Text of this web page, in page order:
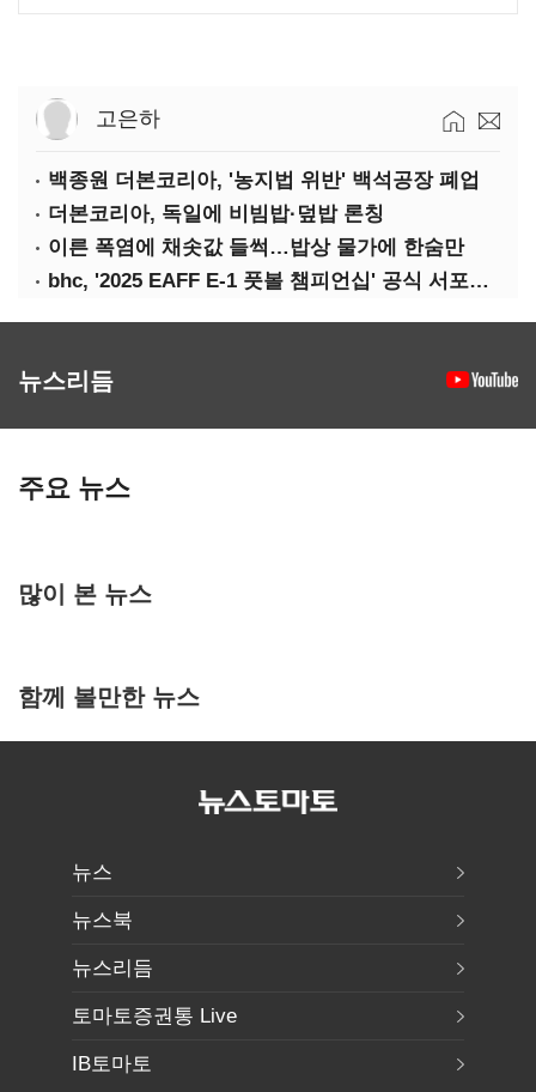
고은하
백종원 더본코리아, '농지법 위반' 백석공장 폐업
더본코리아, 독일에 비빔밥·덮밥 론칭
이른 폭염에 채솟값 들썩…밥상 물가에 한숨만
bhc, '2025 EAFF E-1 풋볼 챔피언십' 공식 서포터 참여
뉴스리듬
주요 뉴스
많이 본 뉴스
함께 볼만한 뉴스
뉴스
뉴스북
뉴스리듬
토마토증권통 Live
IB토마토